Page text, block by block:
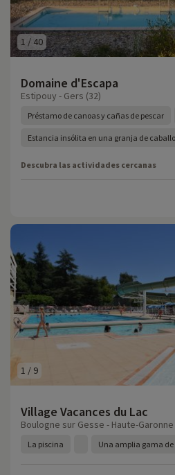
1 / 40
Domaine d'Escapa
Estipouy - Gers (32)
Préstamo de canoas y cañas de pescar
Estancia insólita en una granja de
Descubra las actividades cercanas
1 / 9
Village Vacances du Lac
Boulogne sur Gesse - Haute-Garonne
La piscina Una amplia gama